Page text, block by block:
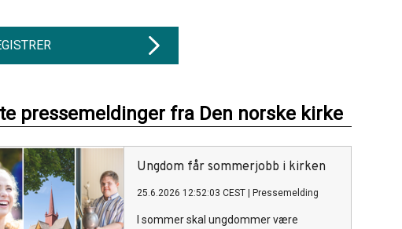
pressemeldinger fra Den norske kirke
Ungdom får sommerjobb i kirken
25.6.2026 12:52:03 CEST Pressemelding
I sommer skal ungdommer være